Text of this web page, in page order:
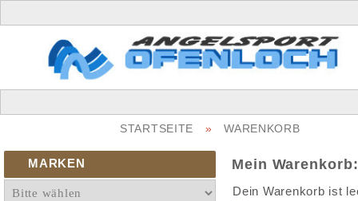
STARTSEITE » WARENKORB
MARKEN Mein Warenkorb:
Dein Warenkorb ist